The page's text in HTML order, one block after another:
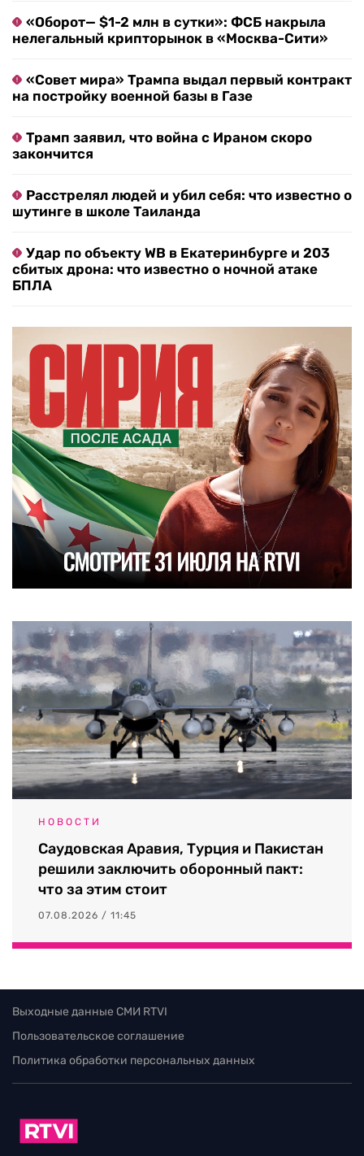
«Оборот— $1-2 млн в сутки»: ФСБ накрыла
нелегальный крипторынок в «Москва-Сити»
«Совет мира» Трампа выдал первый контракт
на постройку военной базы в Газе
Трамп заявил, что война с Ираном скоро
закончится
Расстрелял людей и убил себя: что известно о
шутинге в школе Таиланда
Удар по объекту WB в Екатеринбурге и 203
сбитых дрона: что известно о ночной атаке
БПЛА
НОВОСТИ
Саудовская Аравия, Турция и Пакистан
решили заключить оборонный пакт:
что за этим стоит
07.08.2026 / 11:45
Выходные данные СМИ RTVI
Пользовательское соглашение
Политика обработки персональных данных